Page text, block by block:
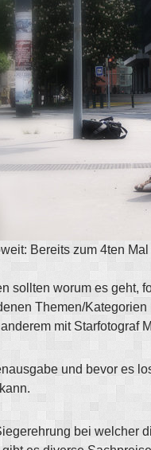
Bereits zum 4ten
sollten worum es geht,
Themen/
mit Starfotograf
und bevor es
bei welcher